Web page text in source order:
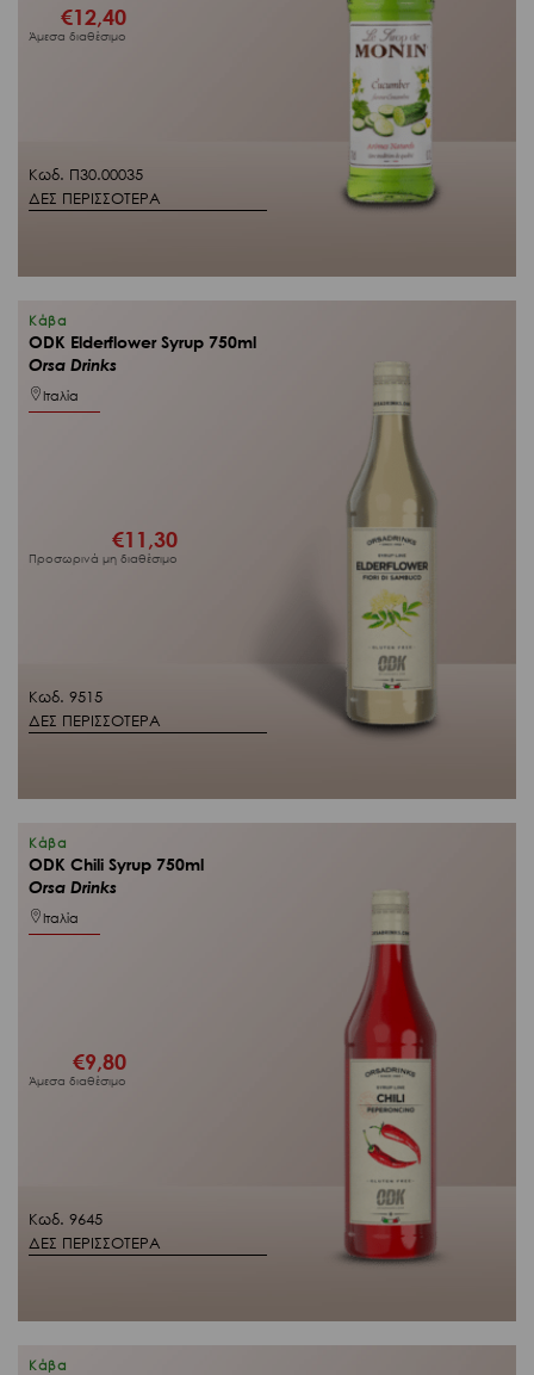
Κωδ. Π30.00035
ΔΕΣ ΠΕΡΙΣΣΟΤΕΡΑ
€12,40
Άμεσα διαθέσιμο
Κωδ. 9515
ΔΕΣ ΠΕΡΙΣΣΟΤΕΡΑ
Κάβα
ODK Elderflower Syrup 750ml
Orsa Drinks
Ιταλία
€11,30
Προσωρινά μη διαθέσιμο
Κωδ. 9645
ΔΕΣ ΠΕΡΙΣΣΟΤΕΡΑ
Κάβα
ODK Chili Syrup 750ml
Orsa Drinks
Ιταλία
€9,80
Άμεσα διαθέσιμο
Κάβα